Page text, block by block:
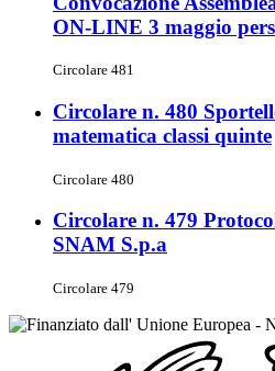
ON-LINE 3 maggio
Circolare 481
Circolare n. 480
matematica classi quinte
Circolare 480
Circolare n. 479
SNAM S.p.a
Circolare 479